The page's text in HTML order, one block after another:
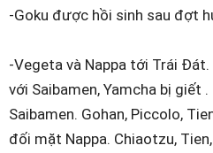
-Goku được hồi sinh sau đợt
-Vegeta và Nappa tới Trái
với Saibamen, Yamcha bị giết
Saibamen. Gohan, Piccolo,
đối mặt Nappa. Chiaotzu,